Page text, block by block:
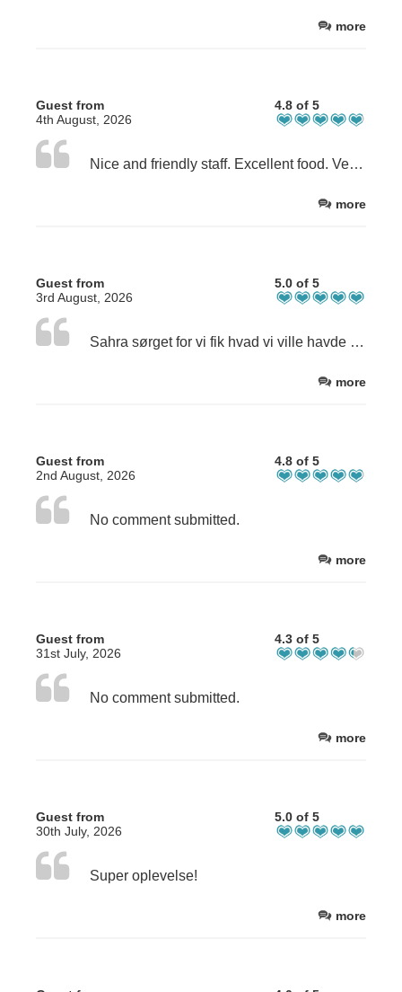
more
Guest from
4th August, 2026
4.8 of 5
Nice and friendly staff. Excellent food. Very nice rooms. We enjoyed out stay very much.
more
Guest from
3rd August, 2026
5.0 of 5
Sahra sørget for vi fik hvad vi ville havde 💪 Dejligt oplevelse for vores Tjekkiske venner.
more
Guest from
2nd August, 2026
4.8 of 5
No comment submitted.
more
Guest from
31st July, 2026
4.3 of 5
No comment submitted.
more
Guest from
30th July, 2026
5.0 of 5
Super oplevelse!
more